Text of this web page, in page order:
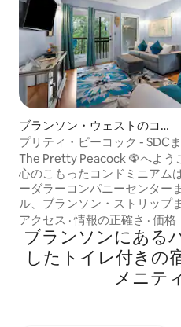
ブランソン・ウェストのコン
ドミニアム
プリティ・ピーコック - SDC
ル。今すぐ予約。4 フォール
The Pretty Peacock 🦚へよう
心のこもったコンドミニアム
ーダラーコンパニーセンター
ル、ブランソン・ストリップ
という、ブランソンのあらゆ
に近く便利なロケーションに
明るい雰囲気の寝室2室・バ
のコンドミニアムには、快適
エリア、設備の整ったキッチ
アクセス ·情報の正確さ · 価格
ブランソンにある
したトイレ付きの
メニテ